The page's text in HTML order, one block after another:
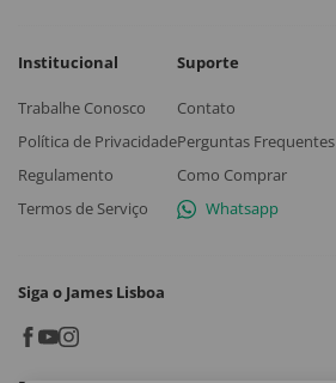
Institucional
Trabalhe Conosco
Política de Privacidade
Regulamento
Termos de Serviço
Suporte
Contato
Perguntas Frequentes
Como Comprar
Whatsapp
Siga o James Lisboa